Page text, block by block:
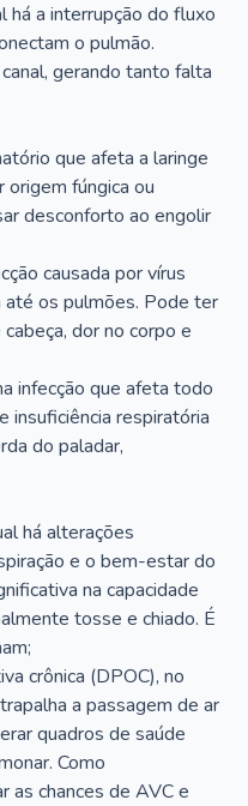
há a interrupção do fluxo
o pulmão.
gerando tanto falta
que afeta a laringe
fúngica ou
desconforto ao engolir
causada por vírus
os pulmões. Pode ter
dor no corpo e
infecção que afeta todo
insuficiência respiratória
do paladar,
há alterações
e o bem-estar do
na capacidade
tosse e chiado. É
crônica (DPOC), no
a passagem de ar
quadros de saúde
Como
as chances de AVC e